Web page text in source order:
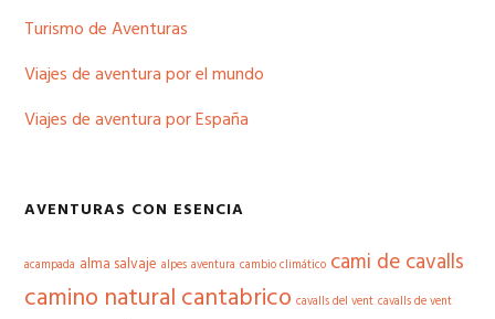
Turismo de Aventuras
Viajes de aventura por el mundo
Viajes de aventura por España
AVENTURAS CON ESENCIA
acampada alma salvaje alpes aventura cambio climático cami de cavalls
camino natural cantabrico cavalls del vent cavalls de vent